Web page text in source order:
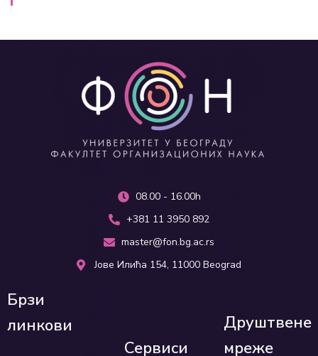
08.00 - 16.00h
+381 11 3950 892
master@fon.bg.ac.rs
Јове Илића 154, 11000 Beograd
Брзи
линкови
Сервиси
Друштвене
мреже